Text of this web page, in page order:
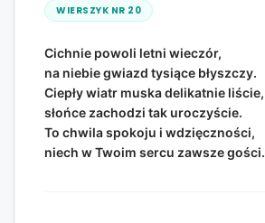
WIERSZYK NR 20
Cichnie powoli letni wieczór,
na niebie gwiazd tysiące błyszczy.
Ciepły wiatr muska delikatnie liście,
słońce zachodzi tak uroczyście.
To chwila spokoju i wdzięczności,
niech w Twoim sercu zawsze gości.